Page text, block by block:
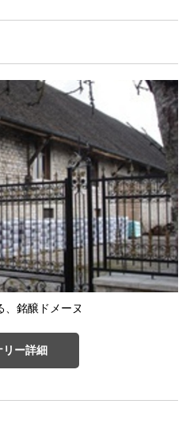
、銘醸ドメーヌ
リー詳細